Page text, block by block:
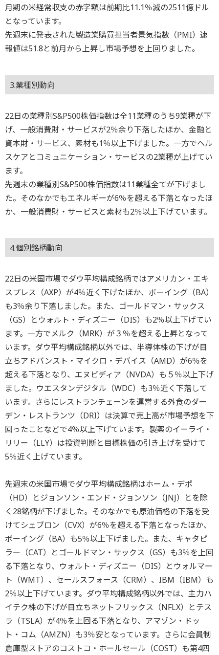
月期の米経常収支の赤字額は前期比11.1％減の2511億ドル
となっています。
先週末に発表された製造業購買担当者景気指数（PMI）速
報値は51.8と前月から上昇し市場予想を上回りました。
3.業種別動向
22日の業種別S&P500株価指数は全11業種のうち9業種が下
げ、一般消費財・サービスが2％余り下落したほか、金融と
資本財・サービス、素材も1％以上下げました。一方でヘル
スケアとコミュニケーション・サービスの2業種が上げてい
ます。
先週末の業種別S&P500株価指数は11業種全てが下げまし
た。そのなかでもエネルギーが6％を超える下落となったほ
か、一般消費財・サービスと素材も2％以上下げています。
4.個別銘柄動向
22日の米国市場でダウ平均構成銘柄ではアメリカン・エキ
スプレス（AXP）が4％近く下げたほか、ボーイング（BA）
も3％余り下落しました。また、ゴールドマン・サックス
（GS）とウォルト・ディズニー（DIS）も2％以上下げてい
ます。一方でメルク（MRK）が３％を超える上昇となって
います。ダウ平均構成銘柄以外では、半導体株の下げが目
立ちアドバンスト・マイクロ・デバイス（AMD）が6％を
超える下落となり、エヌビディア（NVDA）も５％以上下げ
ました。ウエスタンデジタル（WDC）も3％近く下落して
います。さらにレストランチェーンを運営する外食のダー
デン・レストランツ（DRI）は決算で売上高が市場予想を下
回ったことなどで4％以上下げています。製薬のイーライ・
リリー（LLY）は投資判断と目標株価の引き上げを受けて
5％近く上げています。
先週末の米国市場でダウ平均構成銘柄はホーム・デポ
（HD）とジョンソン・エンド・ジョンソン（JNJ）とを除
く28銘柄が下げました。そのなかでも原油価格の下落を受
けてシェブロン（CVX）が6％を超える下落となったほか、
ボーイング（BA）も5％以上下げました。また、キャタピ
ラー（CAT）とゴールドマン・サックス（GS）も3％を上回
る下落となり、ウォルト・ディズニー（DIS）とウォルマー
ト（WMT）、セールスフォース（CRM）、IBM（IBM）も
2％以上下げています。ダウ平均構成銘柄以外では、主力ハ
イテク株の下げが目立ちネットフリックス（NFLX）とテス
ラ（TSLA）が4％を上回る下落となり、アマゾン・ドッ
ト・コム（AMZN）も3％安となっています。さらに会員制
倉庫型ストアのコストコ・ホールセール（COST）も第4四